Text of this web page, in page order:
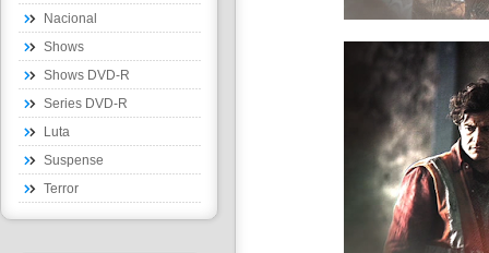
Nacional
Shows
Shows DVD-R
Series DVD-R
Luta
Suspense
Terror